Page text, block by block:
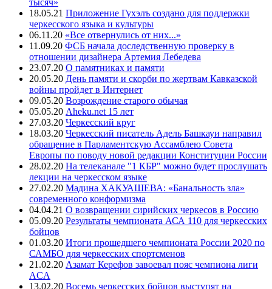
18.05.21 Приложение Гухэлъ создано для поддержки
черкесского языка и культуры
06.11.20 «Все отвернулись от них...»
11.09.20 ФСБ начала доследственную проверку в
отношении дизайнера Артемия Лебедева
23.07.20 О памятниках и памяти
20.05.20 День памяти и скорби по жертвам Кавказской
войны пройдет в Интернет
09.05.20 Возрождение старого обычая
05.05.20 Aheku.net 15 лет
27.03.20 Черкесский круг
18.03.20 Черкесский писатель Адель Башкауи направил
обращение в Парламентскую Ассамблею Совета
Европы по поводу новой редакции Конституции России
28.02.20 На телеканале "1 КБР" можно будет прослушать
лекции на черкесском языке
27.02.20 Мадина ХАКУАШЕВА: «Банальность зла»
современного конформизма
04.04.21 О возвращении сирийских черкесов в Россию
05.09.20 Результаты чемпионата АСА 110 для черкесских
бойцов
01.03.20 Итоги прошедшего чемпионата России 2020 по
САМБО для черкесских спортсменов
21.02.20 Азамат Керефов завоевал пояс чемпиона лиги
ACA
13.02.20 Восемь черкесских бойцов выступят на